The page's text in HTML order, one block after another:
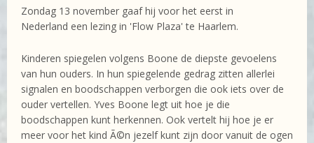
Zondag 13 november gaaf hij voor het eerst in
Nederland een lezing in 'Flow Plaza' te Haarlem.
Kinderen spiegelen volgens Boone de diepste gevoelens
van hun ouders. In hun spiegelende gedrag zitten allerlei
signalen en boodschappen verborgen die ook iets over de
ouder vertellen. Yves Boone legt uit hoe je die
boodschappen kunt herkennen. Ook vertelt hij hoe je er
meer voor het kind Ã©n jezelf kunt zijn door vanuit de ogen